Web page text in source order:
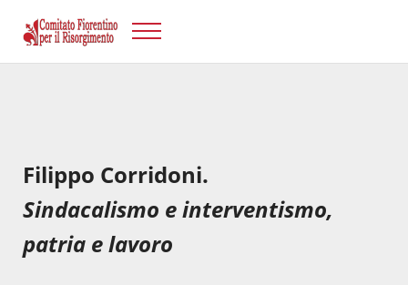
Risorgimento Firenze
Menu
Filippo Corridoni.
Sindacalismo e interventismo,
patria e lavoro